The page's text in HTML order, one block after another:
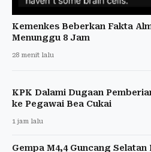
Kemenkes Beberkan Fakta
Menunggu 8 Jam
28 menit lalu
KPK Dalami Dugaan
ke Pegawai Bea Cukai
1 jam lalu
Gempa M4,4 Guncang Selatan